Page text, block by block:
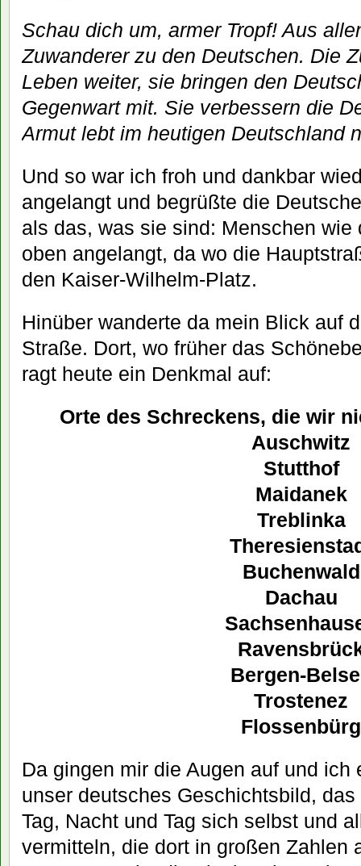
Schau dich um, armer Tropf! Aus
Zuwanderer zu den Deutschen. Die
Leben weiter, sie bringen den
Gegenwart mit. Sie verbessern die
Armut lebt im heutigen Deutschland
Und so war ich froh und dankbar
angelangt und begrüßte die
als das, was sie sind: Menschen wie
oben angelangt, da wo die
den Kaiser-Wilhelm-Platz.
Hinüber wanderte da mein Blick auf
Straße. Dort, wo früher das
ragt heute ein Denkmal auf:
Orte des Schreckens, die wir
Auschwitz
Stutthof
Maidanek
Treblinka
Buchenwald
Dachau
Bergen-
Trostenez
Flossenbürg
Da gingen mir die Augen auf und ich
unser deutsches Geschichtsbild,
Tag, Nacht und Tag sich selbst und
vermitteln, die dort in großen Zahlen